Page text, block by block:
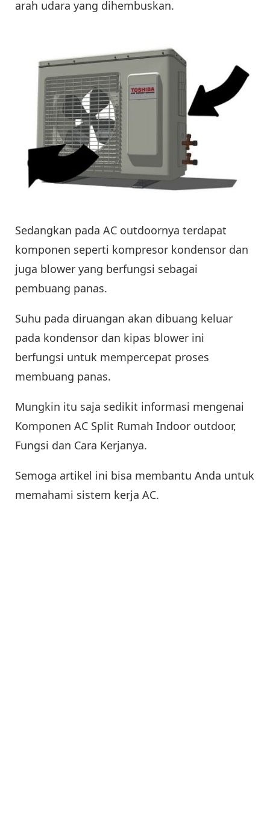
arah udara yang dihembuskan.
Sedangkan pada AC outdoornya terdapat
komponen seperti kompresor kondensor dan
juga blower yang berfungsi sebagai
pembuang panas.
Suhu pada diruangan akan dibuang keluar
pada kondensor dan kipas blower ini
berfungsi untuk mempercepat proses
membuang panas.
Mungkin itu saja sedikit informasi mengenai
Komponen AC Split Rumah Indoor outdoor,
Fungsi dan Cara Kerjanya.
Semoga artikel ini bisa membantu Anda untuk
memahami sistem kerja AC.